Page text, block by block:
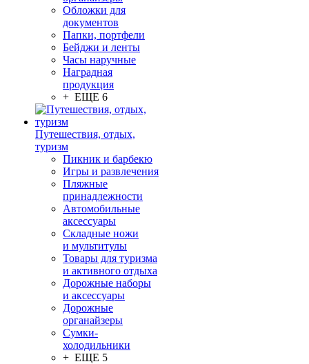
Обложки для
документов
Папки, портфели
Бейджи и ленты
Часы наручные
Наградная
продукция
+ ЕЩЕ 6
Путешествия, отдых,
туризм
Пикник и барбекю
Игры и развлечения
Пляжные
принадлежности
Автомобильные
аксессуары
Складные ножи
и мультитулы
Товары для туризма
и активного отдыха
Дорожные наборы
и аксессуары
Дорожные
органайзеры
Сумки-
холодильники
+ ЕЩЕ 5